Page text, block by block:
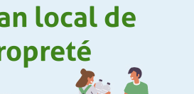
local de